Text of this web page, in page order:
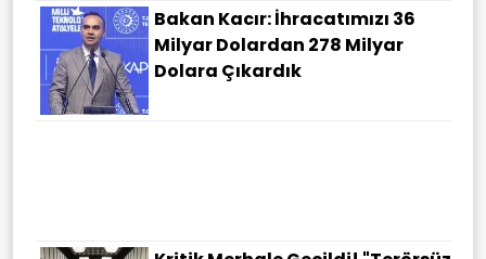
Bakan Kacır: İhracatımızı 36
Milyar Dolardan 278 Milyar
Dolara Çıkardık